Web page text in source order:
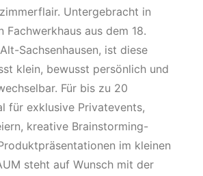
Untergebracht in
Fachwerkhaus aus dem 18.
Sachsenhausen, ist diese
klein, bewusst persönlich und
Für bis zu 20
für exklusive Privatevents,
kreative Brainstorming-
im kleinen
steht auf Wunsch mit der